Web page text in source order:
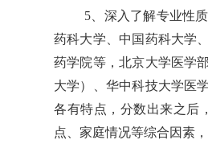
5 、深入了解专业性
药科大学、中国药科大学
药学院等，北京大学医学
大学）、华中科技大学医
各有特点，分数出来之后
点、家庭情况等综合因素